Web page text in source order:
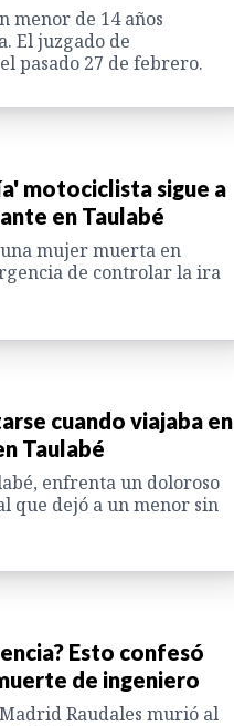
menor de 14 años
El juzgado de
pasado 27 de febrero.
motociclista sigue a
en Taulabé
mujer muerta en
de controlar la ira
cuando viajaba en
Taulabé
enfrenta un doloroso
que dejó a un menor sin
Esto confesó
de ingeniero
Raudales murió al